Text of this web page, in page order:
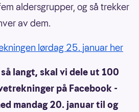
aldersgrupper, og så trekker
av dem.
lørdag 25. januar her
langt, skal vi dele ut 100
på Facebook -
mandag 20. januar til og